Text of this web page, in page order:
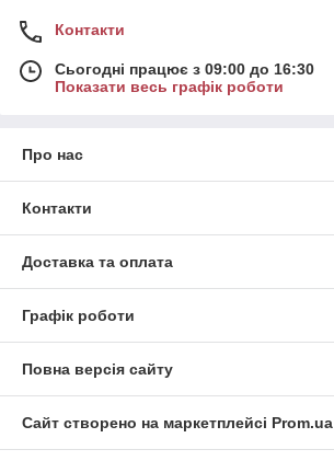
Контакти
Сьогодні працює з 09:00 до 16:30
Показати весь графік роботи
Про нас
Контакти
Доставка та оплата
Графік роботи
Повна версія сайту
Сайт створено на маркетплейсі Prom.ua